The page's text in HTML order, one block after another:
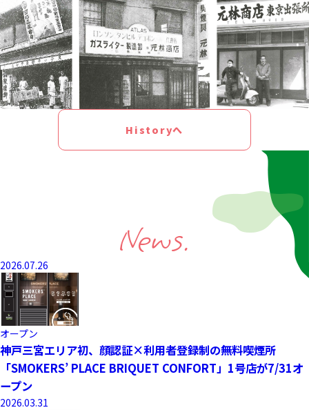
Historyへ
News.
2026.07.26
オープン
神戸三宮エリア初、顔認証×利用者登録制の無料喫煙所
「SMOKERS’ PLACE BRIQUET CONFORT」1号店が7/31オ
ープン
2026.03.31